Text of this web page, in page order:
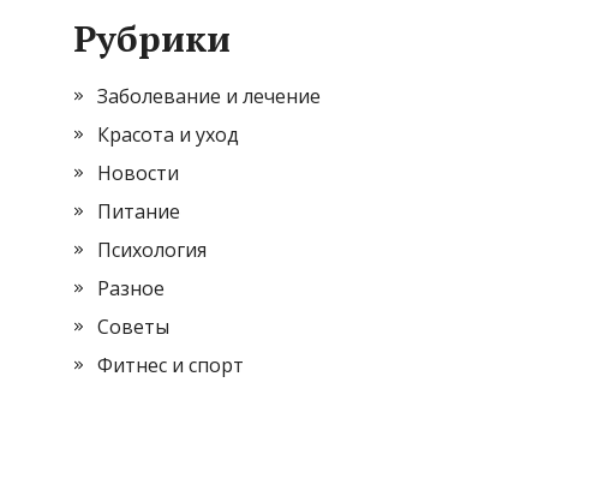
Рубрики
Заболевание и лечение
Красота и уход
Новости
Питание
Психология
Разное
Советы
Фитнес и спорт